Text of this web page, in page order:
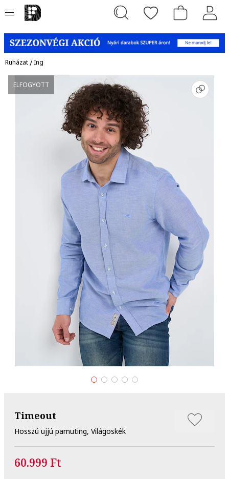
Ruházat/Ing
ELFOGYOTT
Timeout
Hosszú ujjú pamuting, Világoskék
60.999 Ft